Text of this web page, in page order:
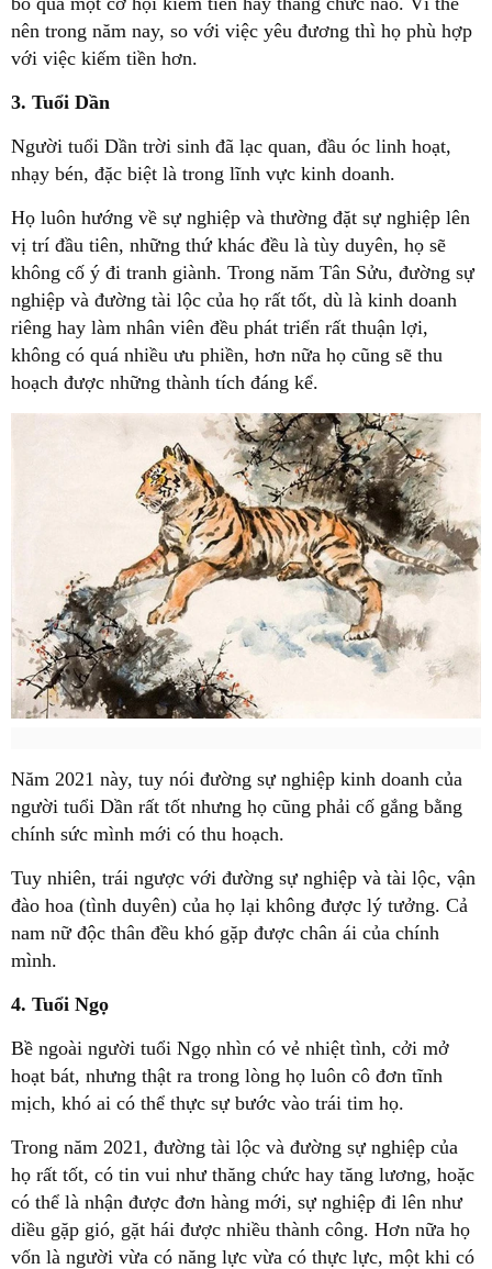
nên trong năm nay, so với việc yêu đương thì họ phù hợp
với việc kiếm tiền hơn.
3. Tuổi Dần
Người tuổi Dần trời sinh đã lạc quan, đầu óc linh hoạt,
nhạy bén, đặc biệt là trong lĩnh vực kinh doanh.
Họ luôn hướng về sự nghiệp và thường đặt sự nghiệp lên
vị trí đầu tiên, những thứ khác đều là tùy duyên, họ sẽ
không cố ý đi tranh giành. Trong năm Tân Sửu, đường sự
nghiệp và đường tài lộc của họ rất tốt, dù là kinh doanh
riêng hay làm nhân viên đều phát triển rất thuận lợi,
không có quá nhiều ưu phiền, hơn nữa họ cũng sẽ thu
hoạch được những thành tích đáng kể.
Năm 2021 này, tuy nói đường sự nghiệp kinh doanh của
người tuổi Dần rất tốt nhưng họ cũng phải cố gắng bằng
chính sức mình mới có thu hoạch.
Tuy nhiên, trái ngược với đường sự nghiệp và tài lộc, vận
đào hoa (tình duyên) của họ lại không được lý tưởng. Cả
nam nữ độc thân đều khó gặp được chân ái của chính
mình.
4. Tuổi Ngọ
Bề ngoài người tuổi Ngọ nhìn có vẻ nhiệt tình, cởi mở
hoạt bát, nhưng thật ra trong lòng họ luôn cô đơn tĩnh
mịch, khó ai có thể thực sự bước vào trái tim họ.
Trong năm 2021, đường tài lộc và đường sự nghiệp của
họ rất tốt, có tin vui như thăng chức hay tăng lương, hoặc
có thể là nhận được đơn hàng mới, sự nghiệp đi lên như
diều gặp gió, gặt hái được nhiều thành công. Hơn nữa họ
vốn là người vừa có năng lực vừa có thực lực, một khi có